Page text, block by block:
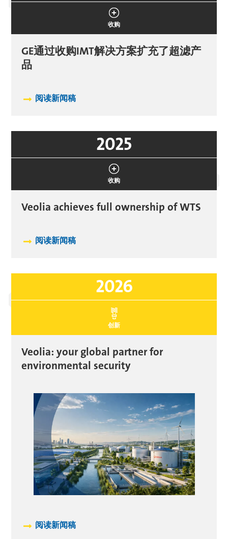
收购
GE通过收购IMT解决方案扩充了超滤产
品
阅读新闻稿
2025
收购
Veolia achieves full ownership of WTS
阅读新闻稿
2026
创新
Veolia: your global partner for
environmental security
阅读新闻稿